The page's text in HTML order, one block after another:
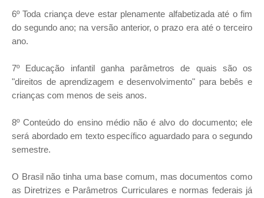
6º Toda criança deve estar plenamente alfabetizada até o fim
do segundo ano; na versão anterior, o prazo era até o terceiro
ano.
7º Educação infantil ganha parâmetros de quais são os
"direitos de aprendizagem e desenvolvimento" para bebês e
crianças com menos de seis anos.
8º Conteúdo do ensino médio não é alvo do documento; ele
será abordado em texto específico aguardado para o segundo
semestre.
O Brasil não tinha uma base comum, mas documentos como
as Diretrizes e Parâmetros Curriculares e normas federais já